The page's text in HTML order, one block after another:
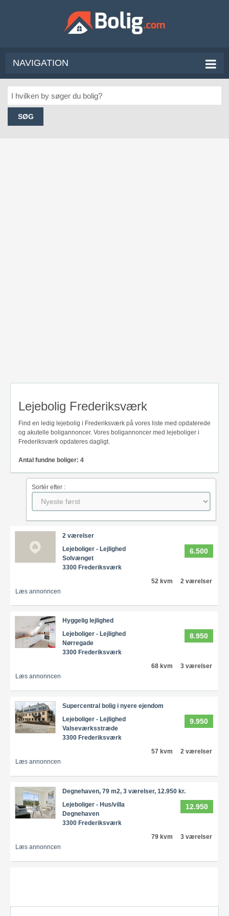
NAVIGATION
SØG
Lejebolig Frederiksværk
Find en ledig lejebolig i Frederiksværk på vores liste med opdaterede
og akutelle boligannoncer. Vores boligannoncer med lejeboliger i
Frederiksværk opdateres dagligt.
Antal fundne boliger: 4
Sortér efter :
2 værelser
6.500
Lejeboliger - Lejlighed
Solvænget
3300 Frederiksværk
52 kvm
2 værelser
Læs annonncen
Hyggelig lejlighed
8.950
Lejeboliger - Lejlighed
Nørregade
3300 Frederiksværk
68 kvm
3 værelser
Læs annonncen
Supercentral bolig i nyere ejendom
9.950
Lejeboliger - Lejlighed
Valseværksstræde
3300 Frederiksværk
57 kvm
2 værelser
Læs annonncen
Degnehaven, 79 m2, 3 værelser, 12.950 kr.
12.950
Lejeboliger - Hus/villa
Degnehaven
3300 Frederiksværk
79 kvm
3 værelser
Læs annonncen